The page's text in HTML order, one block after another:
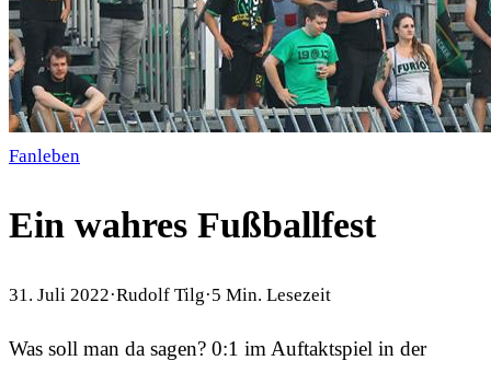
Fanleben
Ein wahres Fußballfest
31. Juli 2022·Rudolf Tilg·5 Min. Lesezeit
Was soll man da sagen? 0:1 im Auftaktspiel in der